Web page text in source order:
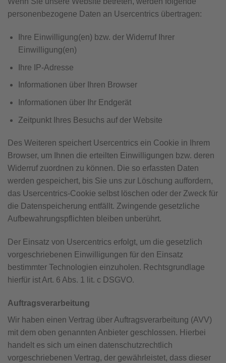
personenbezogene Daten an Usercentrics übertragen:
Ihre Einwilligung(en) bzw. der Widerruf Ihrer
Einwilligung(en)
Ihre IP-Adresse
Informationen über Ihren Browser
Informationen über Ihr Endgerät
Zeitpunkt Ihres Besuchs auf der Website
Des Weiteren speichert Usercentrics ein Cookie in Ihrem
Browser, um Ihnen die erteilten Einwilligungen bzw. deren
Widerruf zuordnen zu können. Die so erfassten Daten
werden gespeichert, bis Sie uns zur Löschung auffordern,
das Usercentrics-Cookie selbst löschen oder der Zweck für
die Datenspeicherung entfällt. Zwingende gesetzliche
Aufbewahrungspflichten bleiben unberührt.
Der Einsatz von Usercentrics erfolgt, um die gesetzlich
vorgeschriebenen Einwilligungen für den Einsatz
bestimmter Technologien einzuholen. Rechtsgrundlage
hierfür ist Art. 6 Abs. 1 lit. c DSGVO.
Auftragsverarbeitung
Wir haben einen Vertrag über Auftragsverarbeitung (AVV)
mit dem oben genannten Anbieter geschlossen. Hierbei
handelt es sich um einen datenschutzrechtlich
vorgeschriebenen Vertrag, der gewährleistet, dass dieser